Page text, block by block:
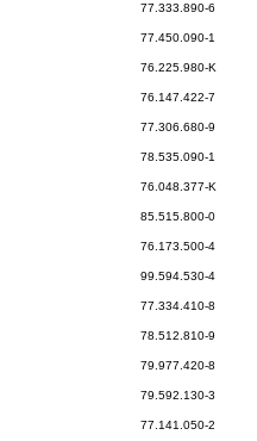
77.333.890-6
77.450.090-1
76.225.980-K
76.147.422-7
77.306.680-9
78.535.090-1
76.048.377-K
85.515.800-0
76.173.500-4
99.594.530-4
77.334.410-8
78.512.810-9
79.977.420-8
79.592.130-3
77.141.050-2